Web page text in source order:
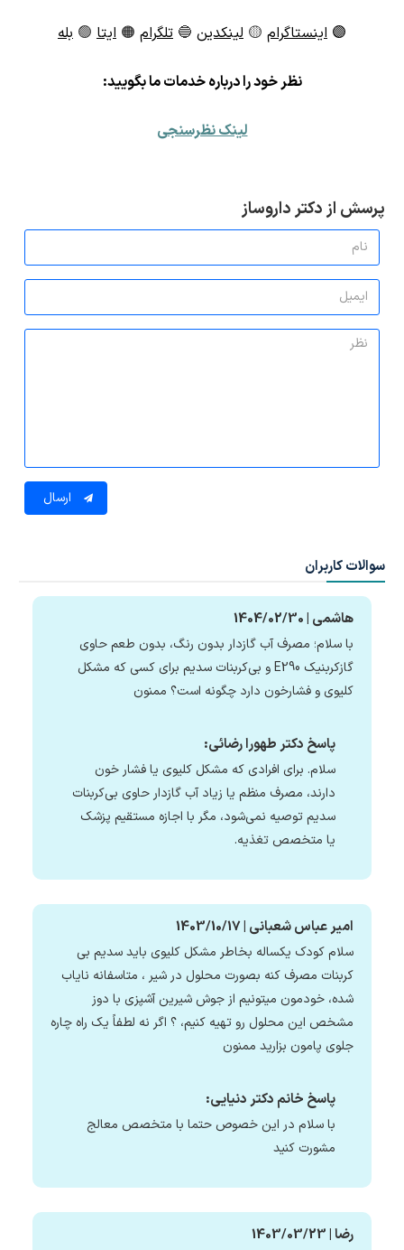
🟣 اینستاگرام 🟡 لینکدین 🔵 تلگرام 🟠 ایتا 🟢 بله
نظر خود را درباره خدمات ما بگویید:
لینک نظرسنجی
پرسش از دکتر داروساز
ارسال
سوالات کاربران
هاشمی | 1404/02/30
با سلام؛ مصرف آب گازدار بدون رنگ، بدون طعم حاوی
گازکربنیک E290 و بی‌کربنات سدیم برای کسی که مشکل
کلیوی و فشارخون دارد چگونه است؟ ممنون
پاسخ دکتر طهورا رضائی:
سلام. برای افرادی که مشکل کلیوی یا فشار خون
دارند، مصرف منظم یا زیاد آب گازدار حاوی بی‌کربنات
سدیم توصیه نمی‌شود، مگر با اجازه مستقیم پزشک
یا متخصص تغذیه.
امیر عباس شعبانی | 1403/10/17
سلام کودک یکساله بخاطر مشکل کلیوی باید سدیم بی
کربنات مصرف کنه بصورت محلول در شیر ، متاسفانه نایاب
شده، خودمون میتونیم از جوش شیرین آشپزی با دوز
مشخص این محلول رو تهیه کنیم، ؟ اگر نه لطفاً یک راه چاره
جلوی پامون بزارید ممنون
پاسخ خانم دکتر دنیایی:
با سلام در این خصوص حتما با متخصص معالج
مشورت کنید
رضا | 1403/03/23